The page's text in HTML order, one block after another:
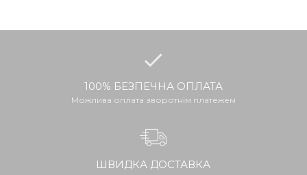
100% БЕЗПЕЧНА ОПЛАТА
Можлива оплата зворотнім платежем
ШВИДКА ДОСТАВКА